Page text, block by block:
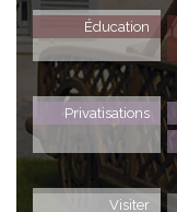
Éducation
Privatisations
Visiter